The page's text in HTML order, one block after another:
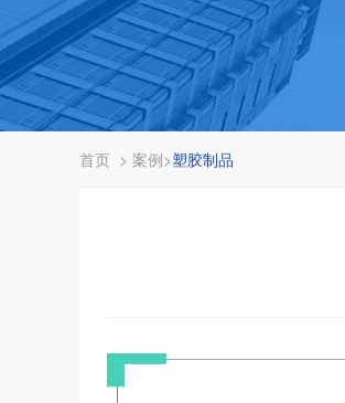
首页 > 案例>塑胶制品